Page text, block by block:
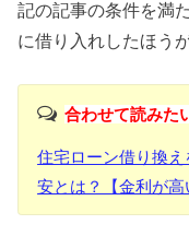
記の記事の条件を満
に借り入れしたほう
合わせて読みた
住宅ローン借り換
安とは？【金利が高